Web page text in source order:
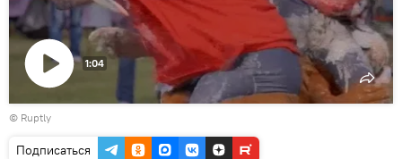
Воспроизвести
видео
1:04
© Ruptly
Подписаться